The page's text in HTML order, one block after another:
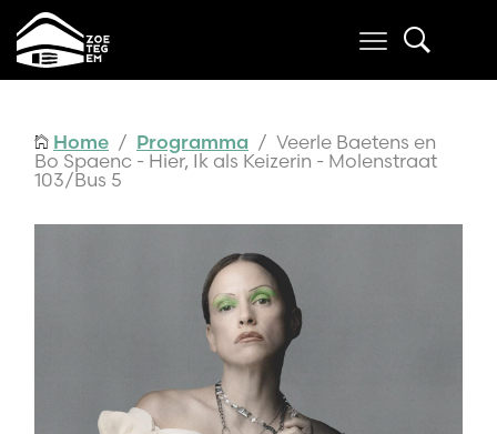
Home / Programma / Veerle Baetens en
Bo Spaenc - Hier, Ik als Keizerin - Molenstraat
103/Bus 5